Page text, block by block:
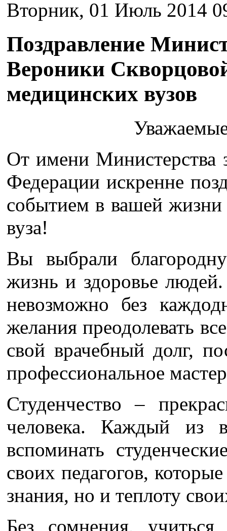
Вторник, 01 Июль 2014
Поздравление
Вероники
медицинских вузов
От имени Министерства
Федерации искренне
событием в вашей
вуза!
Вы выбрали
жизнь и здоровье
невозможно без
желания преодолевать
свой врачебный долг,
профессиональное
Студенчество –
человека. Каждый из
вспоминать
своих педагогов,
знания, но и теплоту
Без сомнения,